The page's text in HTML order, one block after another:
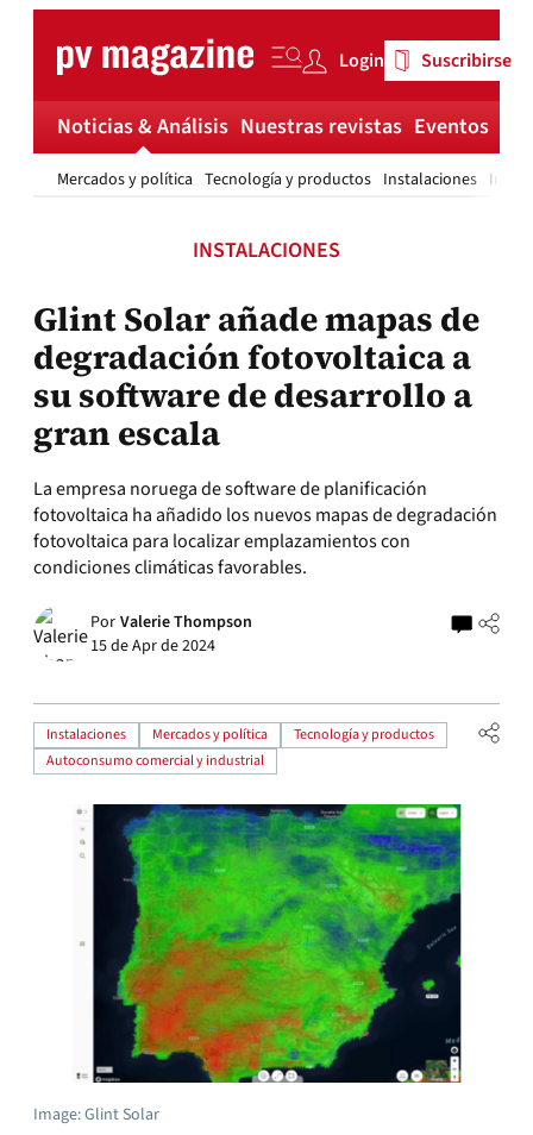
content
Login Suscribirse
Noticias & Análisis
Mercados y política Tecnología y productos Instalaciones
Nuestras revistas Eventos
INSTALACIONES
Glint Solar añade mapas de
degradación fotovoltaica a
su software de desarrollo a
gran escala
La empresa noruega de software de planificación
fotovoltaica ha añadido los nuevos mapas de degradación
fotovoltaica para localizar emplazamientos con
condiciones climáticas favorables.
Por Valerie Thompson
15 de Apr de 2024
Instalaciones Mercados y política
Tecnología y productos
Autoconsumo comercial y industrial
Image: Glint Solar